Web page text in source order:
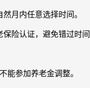
月内任意选择时间。
险认证，避免错过时间
能参加养老金调整。